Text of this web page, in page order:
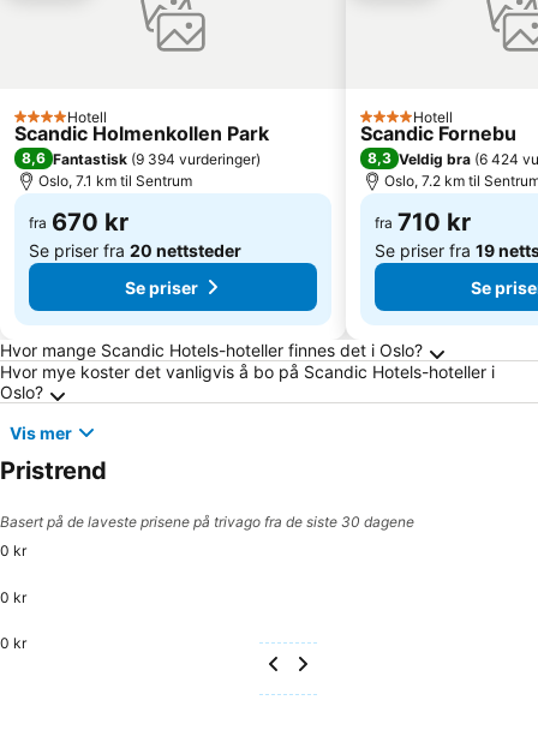
4 Stjerner
Hotell
Scandic Holmenkollen Park
8,6 Fantastisk (9 394 vurderinger)
Oslo, 7.1 km til Sentrum
fra 670 kr
Se priser fra 20 nettsteder
Se priser
4 Stjerner
Hotell
Scandic Fornebu
8,3 Veldig bra (6 424
Oslo, 7.2 km til
fra 710 kr
Se priser fra 19
Se
Ofte stilte spørsmål om Oslo
Hvor mange Scandic Hotels-hoteller finnes det i Oslo?
Hvor mye koster det vanligvis å bo på Scandic Hotels-hoteller i
Oslo?
Vis mer
Pristrend
Basert på de laveste prisene på trivago fra de siste 30 dagene
0 kr
0 kr
0 kr